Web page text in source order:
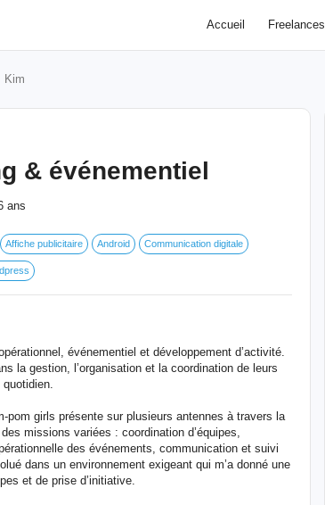
Accueil Freelances
Kim
& événementiel
ans
Affiche publicitaire Android Communication digitale
événementiel et développement d’activité.
la gestion, l’organisation et la coordination de leurs
pom girls présente sur plusieurs antennes à travers la
missions variées : coordination d’équipes,
des événements, communication et suivi
dans un environnement exigeant qui m’a donné une
et de prise d’initiative.